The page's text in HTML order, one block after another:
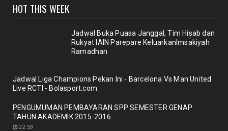
Sinergi dosen dan Perpustakaan melalui workshop
repository y...
November 10, 2020
UNCATEGORIZED
October 21, 2020
Membicarakan Kesiapan perpustakaan bagi
pemustaka baru
HOT THIS WEEK
Jadwal Buka Puasa Janggal, Tim Hisab dan
Rukyat IAIN Parepare KeluarkanImsakiyah
Ramadhan
Jadwal Liga Champions Pekan Ini - Barcelona Vs Man United
Live RCTI - Bolasport.com
PENGUMUMAN PEMBAYARAN SPP SEMESTER GENAP
TAHUN AKADEMIK 2015-2016
22.59